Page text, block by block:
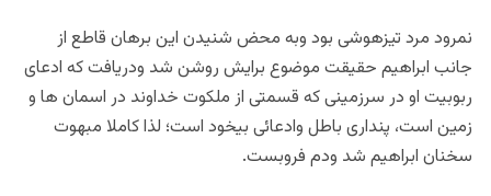
نمرود مرد تیزهوشی بود وبه محض شنیدن این برهان قاطع از
جانب ابراهیم حقیقت موضوع برایش روشن شد ودریافت که ادعای
ربوبیت او در سرزمینی که قسمتی از ملکوت خداوند در اسمان ها و
زمین است، پنداری باطل وادعائی بیخود است؛ لذا کاملا مبهوت
سخنان ابراهیم شد ودم فروبست.